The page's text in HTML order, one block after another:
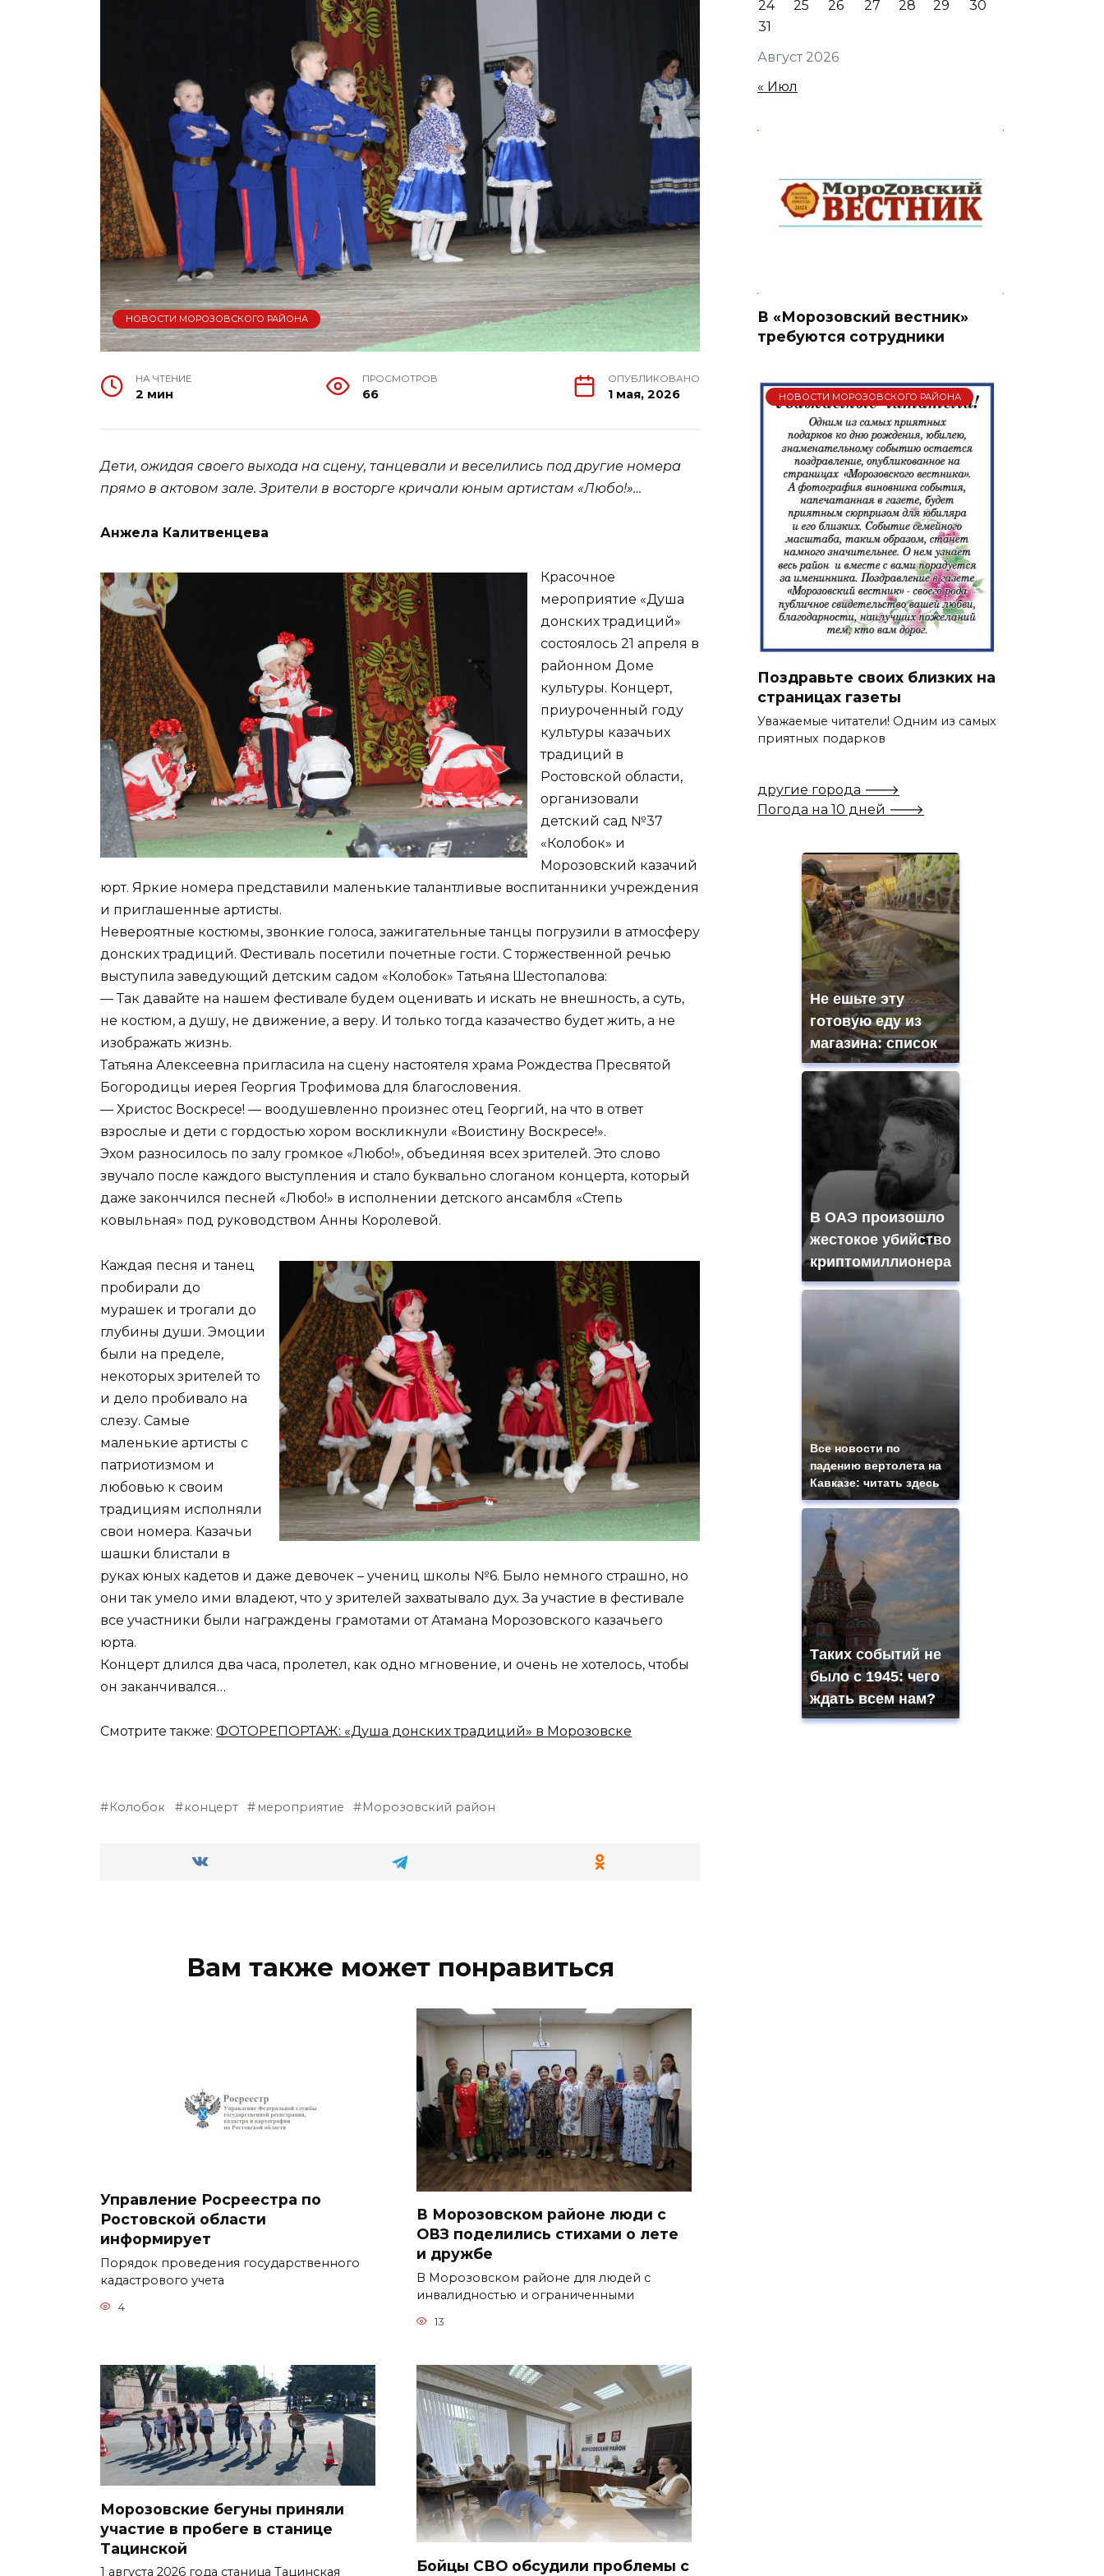
НОВОСТИ МОРОЗОВСКОГО РАЙОНА
НА ЧТЕНИЕ
2 мин
ПРОСМОТРОВ
66
ОПУБЛИКОВАНО
1 мая, 2026
Дети, ожидая своего выхода на сцену, танцевали и веселились под другие номера
прямо в актовом зале. Зрители в восторге кричали юным артистам «Любо!»…
Анжела Калитвенцева
Красочное
мероприятие «Душа
донских традиций»
состоялось 21 апреля в
районном Доме
культуры. Концерт,
приуроченный году
культуры казачьих
традиций в
Ростовской области,
организовали
детский сад №37
«Колобок» и
Морозовский казачий
юрт. Яркие номера представили маленькие талантливые воспитанники учреждения
и приглашенные артисты.
Невероятные костюмы, звонкие голоса, зажигательные танцы погрузили в атмосферу
донских традиций. Фестиваль посетили почетные гости. С торжественной речью
выступила заведующий детским садом «Колобок» Татьяна Шестопалова:
— Так давайте на нашем фестивале будем оценивать и искать не внешность, а суть,
не костюм, а душу, не движение, а веру. И только тогда казачество будет жить, а не
изображать жизнь.
Татьяна Алексеевна пригласила на сцену настоятеля храма Рождества Пресвятой
Богородицы иерея Георгия Трофимова для благословения.
— Христос Воскресе! — воодушевленно произнес отец Георгий, на что в ответ
взрослые и дети с гордостью хором воскликнули «Воистину Воскресе!».
Эхом разносилось по залу громкое «Любо!», объединяя всех зрителей. Это слово
звучало после каждого выступления и стало буквально слоганом концерта, который
даже закончился песней «Любо!» в исполнении детского ансамбля «Степь
ковыльная» под руководством Анны Королевой.
Каждая песня и танец
пробирали до
мурашек и трогали до
глубины души. Эмоции
были на пределе,
некоторых зрителей то
и дело пробивало на
слезу. Самые
маленькие артисты с
патриотизмом и
любовью к своим
традициям исполняли
свои номера. Казачьи
шашки блистали в
руках юных кадетов и даже девочек – учениц школы №6. Было немного страшно, но
они так умело ими владеют, что у зрителей захватывало дух. За участие в фестивале
все участники были награждены грамотами от Атамана Морозовского казачьего
юрта.
Концерт длился два часа, пролетел, как одно мгновение, и очень не хотелось, чтобы
он заканчивался…
Смотрите также: ФОТОРЕПОРТАЖ: «Душа донских традиций» в Морозовске
Колобок концерт мероприятие Морозовский район
Вам также может понравиться
Управление Росреестра по
Ростовской области
информирует
Порядок проведения государственного
кадастрового учета
4
В Морозовском районе люди с
ОВЗ поделились стихами о лете
и дружбе
В Морозовском районе для людей с
инвалидностью и ограниченными
13
Морозовские бегуны приняли
участие в пробеге в станице
Тацинской
1 августа 2026 года станица Тацинская Бойцы СВО обсудили проблемы с
Август 2026
24
25 26 27 28 29
30
31
« Июл
В «Морозовский вестник»
требуются сотрудники
НОВОСТИ МОРОЗОВСКОГО РАЙОНА
Поздравьте своих близких на
страницах газеты
Уважаемые читатели! Одним из самых
приятных подарков
другие города 🡒
Погода на 10 дней 🡒
Не ешьте эту
готовую еду из
магазина: список
В ОАЭ произошло
жестокое убийство
криптомиллионера
Все новости по
падению вертолета на
Кавказе: читать здесь
Таких событий не
было с 1945: чего
ждать всем нам?